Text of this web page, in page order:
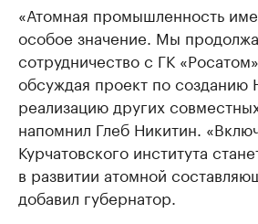
«Атомная промышленность
особое значение. Мы
сотрудничество с ГК
обсуждая проект по
реализацию других
напомнил Глеб Никитин.
Курчатовского института
в развитии атомной
добавил губернатор.